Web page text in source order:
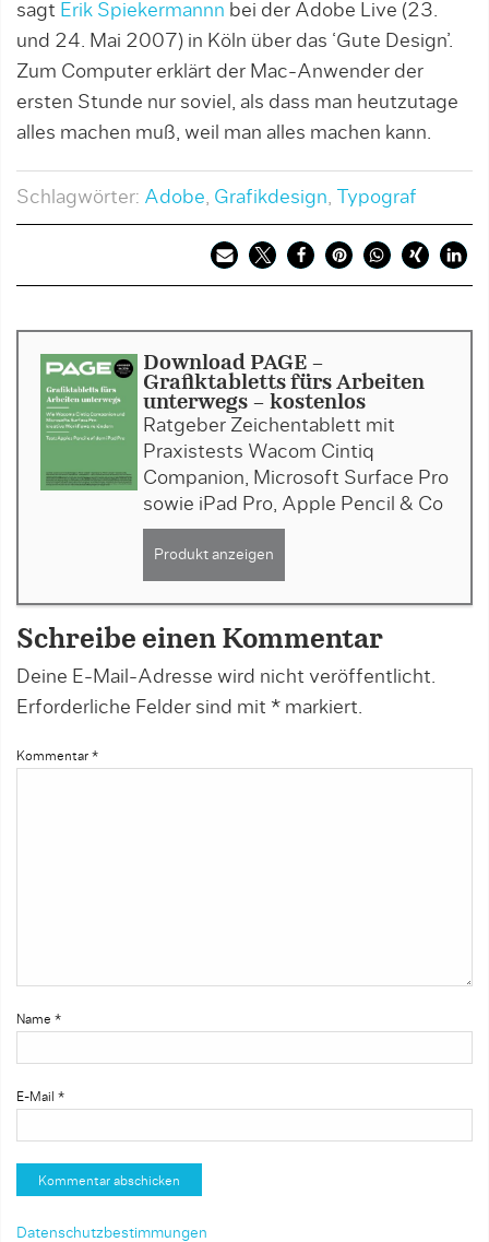
sagt Erik Spiekermannn bei der Adobe Live (23.
und 24. Mai 2007) in Köln über das ‘Gute Design’.
Zum Computer erklärt der Mac-Anwender der
ersten Stunde nur soviel, als dass man heutzutage
alles machen muß, weil man alles machen kann.
Schlagwörter: Adobe, Grafikdesign, Typograf
Download PAGE -
Grafiktabletts fürs Arbeiten
unterwegs - kostenlos
Ratgeber Zeichentablett mit
Praxistests Wacom Cintiq
Companion, Microsoft Surface Pro
sowie iPad Pro, Apple Pencil & Co
Produkt anzeigen
Schreibe einen Kommentar
Deine E-Mail-Adresse wird nicht veröffentlicht.
Erforderliche Felder sind mit * markiert.
Kommentar *
Name *
E-Mail *
Datenschutzbestimmungen